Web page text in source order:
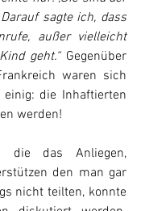
sagte ich, dass
außer vielleicht
geht.“ Gegenüber
waren sich
die Inhaftierten
werden!
die das Anliegen,
den man gar
nicht teilten, konnte